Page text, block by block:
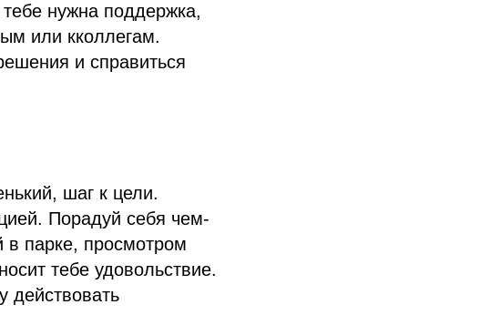
нужна поддержка,
или кколлегам.
и справиться
шаг к цели.
Порадуй себя чем-
в парке, просмотром
тебе удовольствие.
действовать